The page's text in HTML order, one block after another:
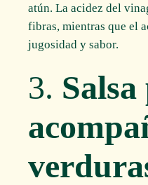
atún. La acidez del
fibras, mientras que el
jugosidad y sabor.
3.